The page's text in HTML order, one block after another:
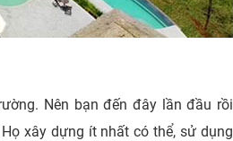
Nên bạn đến đây lần đầu rồi
xây dựng ít nhất có thể, sử dụng